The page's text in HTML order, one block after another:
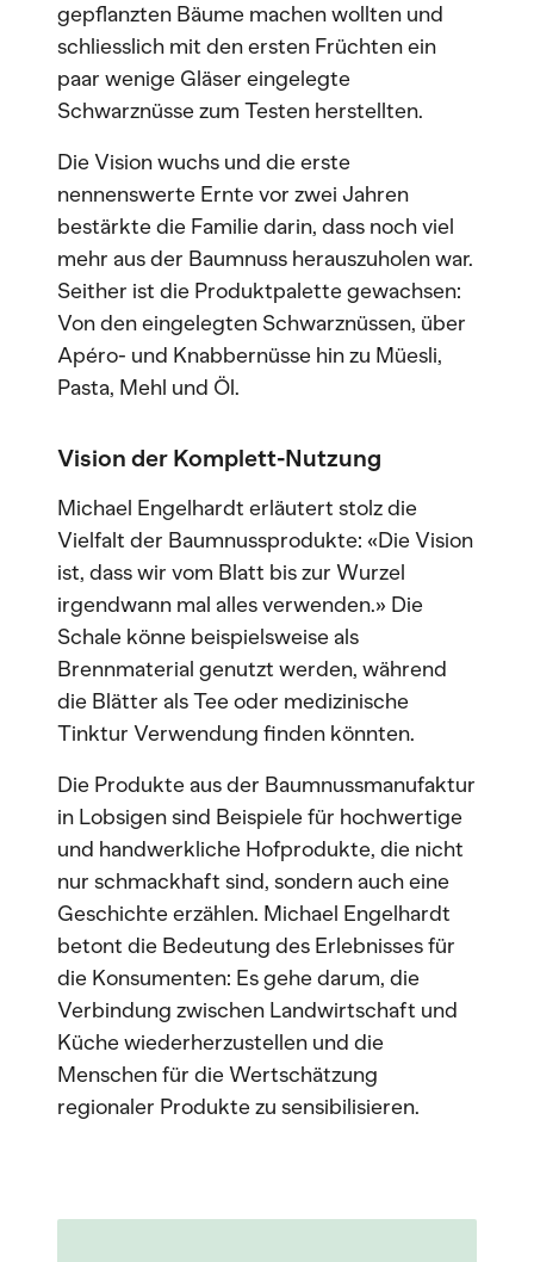
gepflanzten Bäume machen wollten und
schliesslich mit den ersten Früchten ein
paar wenige Gläser eingelegte
Schwarznüsse zum Testen herstellten.
Die Vision wuchs und die erste
nennenswerte Ernte vor zwei Jahren
bestärkte die Familie darin, dass noch viel
mehr aus der Baumnuss herauszuholen war.
Seither ist die Produktpalette gewachsen:
Von den eingelegten Schwarznüssen, über
Apéro- und Knabbernüsse hin zu Müesli,
Pasta, Mehl und Öl.
Vision der Komplett-Nutzung
Michael Engelhardt erläutert stolz die
Vielfalt der Baumnussprodukte: «Die Vision
ist, dass wir vom Blatt bis zur Wurzel
irgendwann mal alles verwenden.» Die
Schale könne beispielsweise als
Brennmaterial genutzt werden, während
die Blätter als Tee oder medizinische
Tinktur Verwendung finden könnten.
Die Produkte aus der Baumnussmanufaktur
in Lobsigen sind Beispiele für hochwertige
und handwerkliche Hofprodukte, die nicht
nur schmackhaft sind, sondern auch eine
Geschichte erzählen. Michael Engelhardt
betont die Bedeutung des Erlebnisses für
die Konsumenten: Es gehe darum, die
Verbindung zwischen Landwirtschaft und
Küche wiederherzustellen und die
Menschen für die Wertschätzung
regionaler Produkte zu sensibilisieren.